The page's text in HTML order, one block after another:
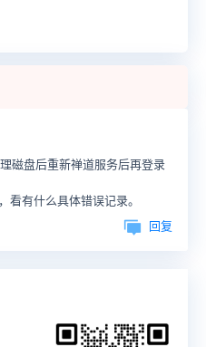
磁盘后重新禅道服务后再登录
看有什么具体错误记录。
回复